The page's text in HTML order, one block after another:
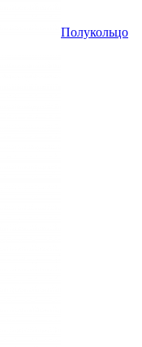
Полукольцо